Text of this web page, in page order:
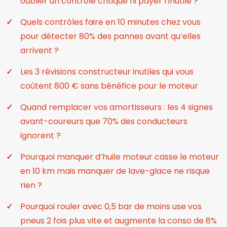
Quels contrôles faire en 10 minutes chez vous
pour détecter 80% des pannes avant qu’elles
arrivent ?
Les 3 révisions constructeur inutiles qui vous
coûtent 800 € sans bénéfice pour le moteur
Quand remplacer vos amortisseurs : les 4 signes
avant-coureurs que 70% des conducteurs
ignorent ?
Pourquoi manquer d’huile moteur casse le moteur
en 10 km mais manquer de lave-glace ne risque
rien ?
Pourquoi rouler avec 0,5 bar de moins use vos
pneus 2 fois plus vite et augmente la conso de 8%